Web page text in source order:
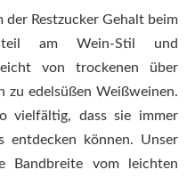
der Restzucker Gehalt beim
am Wein-Stil und
von trockenen über
zu edelsüßen Weißweinen.
vielfältig, dass sie immer
entdecken können. Unser
Bandbreite vom leichten